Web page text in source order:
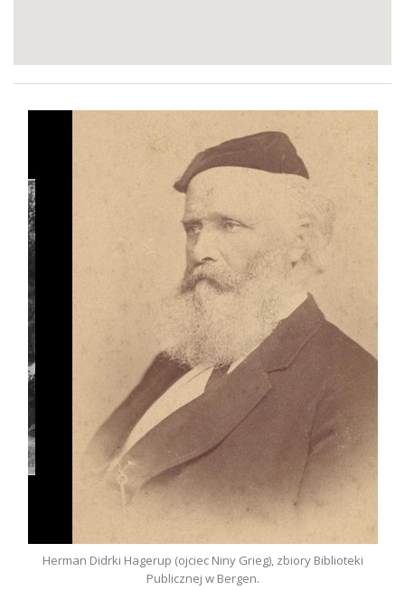
Herman Didrki Hagerup (ojciec Niny Grieg), zbiory Biblioteki
Publicznej w Bergen.